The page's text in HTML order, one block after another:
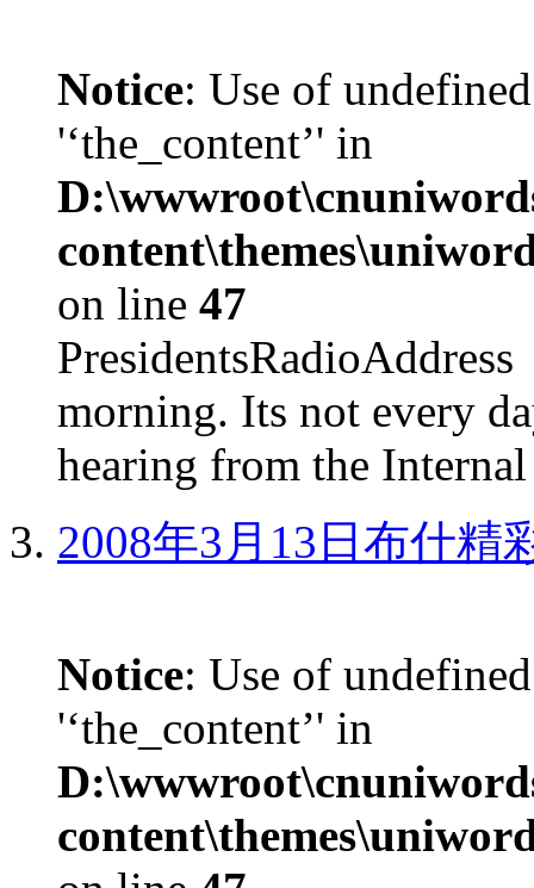
Notice: Use of
'‘the_content’' in
on line 47
morning. Its not every
hearing from the
2008年3月13日布什精
Notice: Use of
'‘the_content’' in